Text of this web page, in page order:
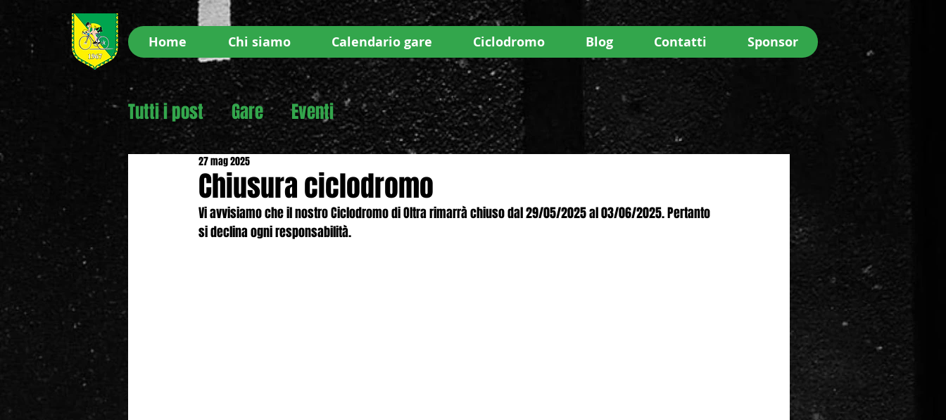
Home Chi siamo Calendario gare Ciclodromo Blog Contatti Sponsor
Tutti i post Gare Eventi
Chiusura ciclodromo
27 mag 2025
Vi avvisiamo che il nostro Ciclodromo di Oltra rimarrà chiuso dal 29/05/2025 al 03/06/2025. Pertanto
si declina ogni responsabilità.